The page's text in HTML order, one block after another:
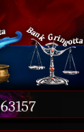
63157